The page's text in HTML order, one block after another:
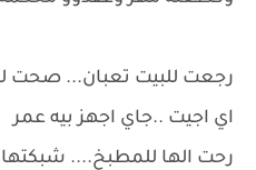
رجعت للبيت تعبان... صحت
اي اجيت ..جاي اجهز بيه عمر
رحت الها للمطبخ....